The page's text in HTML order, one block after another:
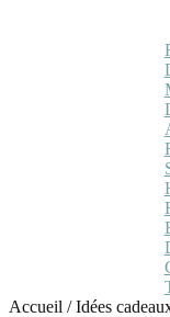
Accueil /Idées